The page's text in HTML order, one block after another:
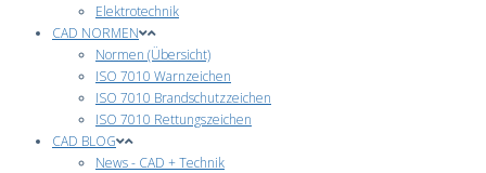
Elektrotechnik
CAD NORMEN
Normen (Übersicht)
ISO 7010 Warnzeichen
ISO 7010 Brandschutzzeichen
ISO 7010 Rettungszeichen
CAD BLOG
News - CAD + Technik